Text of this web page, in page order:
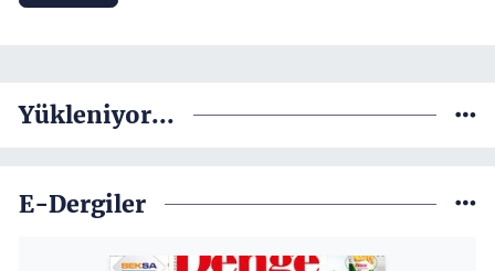
Yükleniyor...
E-Dergiler